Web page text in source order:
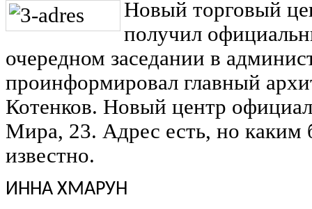
Новый торговый
получил
очередном заседании в
проинформировал главный
Котенков. Новый центр
Мира, 23. Адрес есть, но каким
известно.
ИННА ХМАРУН